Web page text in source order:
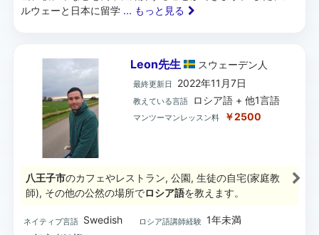
ルウェーと日本に留学 ... もっと見る
Leon先生 スウェーデン 人
最終更新日 2022年11月7日
教えている言語 ロシア語 + 他1言語
マンツーマンレッスン料 ￥2500
八王子市のカフェやレストラン, 公園, 生徒の自宅(家庭教
師), その他の公然の場所でロシア語を教えます。
ネイティブ言語 Swedish ロシア語講師経験 1年未満